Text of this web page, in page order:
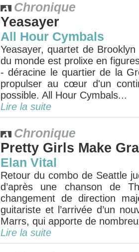
Chronique
Yeasayer
All Hour Cymbals
Yeasayer, quartet de
du monde est prolixe en
- déracine le quartier de la
propulser au cœur d'un
possible. All Hour Cymbals...
Lire la suite
Chronique
Pretty Girls Make
Elan Vital
Retour du combo de Seattle
d’après une chanson de
changement de direction
guitariste et l’arrivée d’un
Marrs, qui apporte de
Lire la suite